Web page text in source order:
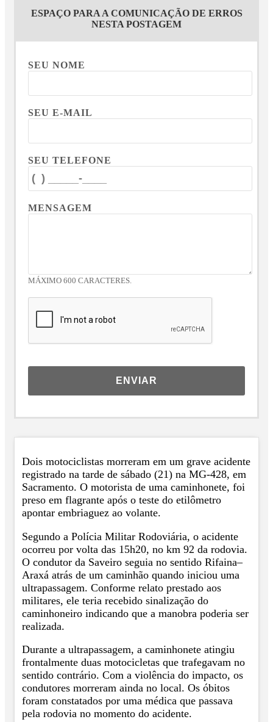
ESPAÇO PARA A COMUNICAÇÃO DE ERROS
NESTA POSTAGEM
SEU NOME
SEU E-MAIL
SEU TELEFONE
MENSAGEM
MÁXIMO 600 CARACTERES.
ENVIAR
Dois motociclistas morreram em um grave acidente
registrado na tarde de sábado (21) na MG-428, em
Sacramento. O motorista de uma caminhonete, foi
preso em flagrante após o teste do etilômetro
apontar embriaguez ao volante.
Segundo a Polícia Militar Rodoviária, o acidente
ocorreu por volta das 15h20, no km 92 da rodovia.
O condutor da Saveiro seguia no sentido Rifaina–
Araxá atrás de um caminhão quando iniciou uma
ultrapassagem. Conforme relato prestado aos
militares, ele teria recebido sinalização do
caminhoneiro indicando que a manobra poderia ser
realizada.
Durante a ultrapassagem, a caminhonete atingiu
frontalmente duas motocicletas que trafegavam no
sentido contrário. Com a violência do impacto, os
condutores morreram ainda no local. Os óbitos
foram constatados por uma médica que passava
pela rodovia no momento do acidente.